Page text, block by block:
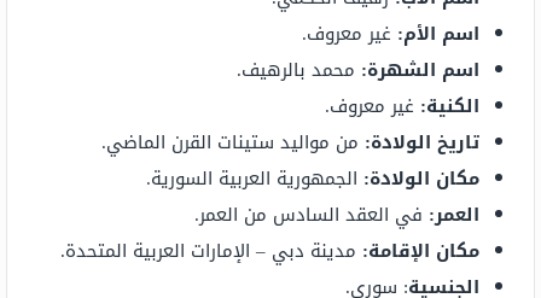
اسم الأم: غير معروف.
اسم الشهرة: محمد بالرهيف.
الكنية: غير معروف.
تاريخ الولادة: من مواليد ستينات القرن الماضي.
مكان الولادة: الجمهورية العربية السورية.
العمر: في العقد السادس من العمر.
مكان الإقامة: مدينة دبي – الإمارات العربية المتحدة.
الجنسية: سوري.